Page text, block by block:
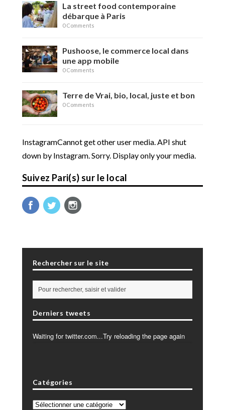
La street food contemporaine
débarque à Paris
0 Comments
Pushoose, le commerce local dans
une app mobile
0 Comments
Terre de Vrai, bio, local, juste et bon
0 Comments
InstagramCannot get other user media. API shut
down by Instagram. Sorry. Display only your media.
Suivez Pari(s) sur le local
Rechercher sur le site
Derniers tweets
Waiting for twitter.com...Try reloading the page again
Catégories
Catégories